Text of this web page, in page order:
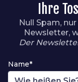
Ihre
Null Spam,
Newsletter,
Der
Name*